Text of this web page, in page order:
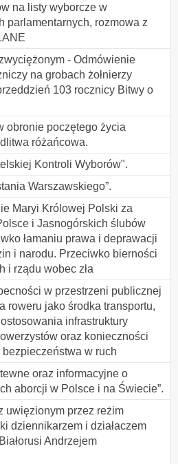
na listy wyborcze w
parlamentarnych, rozmowa z
- Odmówienie
na grobach żołnierzy
103 rocznicy Bitwy o
obronie poczętego życia
różańcowa.
Kontroli Wyborów".
Warszawskiego”.
Maryi Królowej Polski za
i Jasnogórskich ślubów
łamaniu prawa i deprawacji
i narodu. Przeciwko bierności
i rządu wobec zła
w przestrzeni publicznej
roweru jako środka transportu,
infrastruktury
oraz konieczności
w ruch
oraz informacyjne o
aborcji w Polsce i na Świecie”.
uwięzionym przez reżim
dziennikarzem i działaczem
Andrzejem